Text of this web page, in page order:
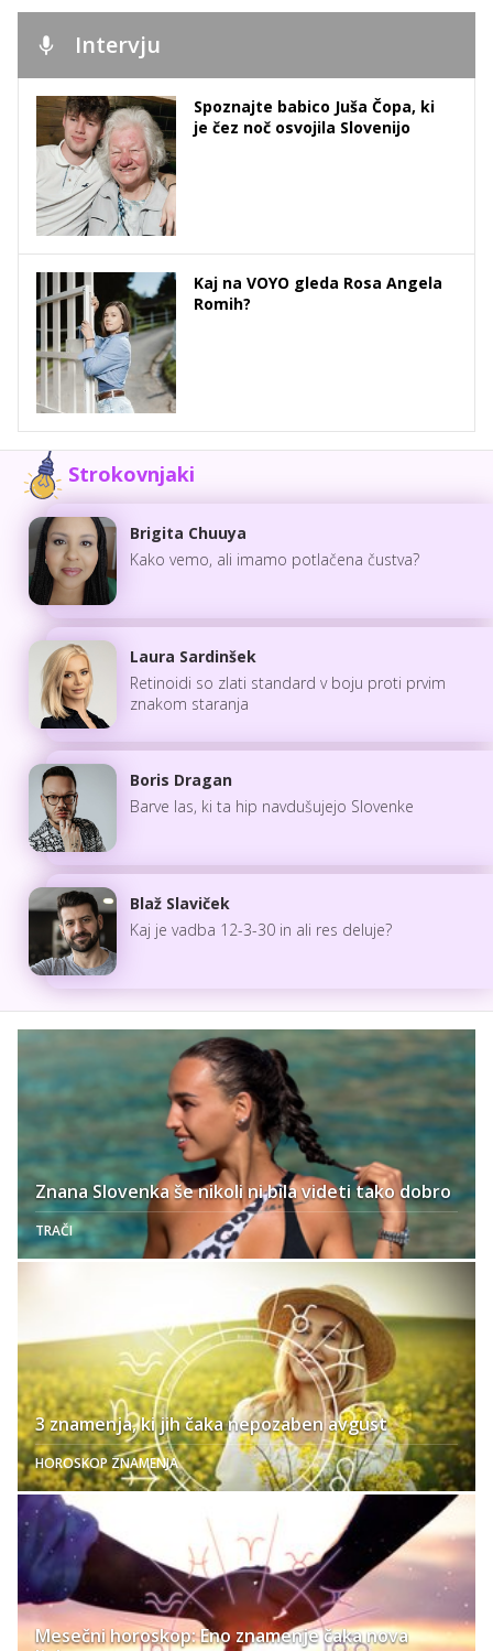
Intervju
Spoznajte babico Juša Čopa, ki
je čez noč osvojila Slovenijo
Kaj na VOYO gleda Rosa Angela
Romih?
Strokovnjaki
Brigita Chuuya
Kako vemo, ali imamo potlačena čustva?
Laura Sardinšek
Retinoidi so zlati standard v boju proti prvim
znakom staranja
Boris Dragan
Barve las, ki ta hip navdušujejo Slovenke
Blaž Slaviček
Kaj je vadba 12-3-30 in ali res deluje?
Znana Slovenka še nikoli ni bila videti tako dobro
TRAČI
3 znamenja, ki jih čaka nepozaben avgust
HOROSKOP ZNAMENJA
Mesečni horoskop: Eno znamenje čaka nova